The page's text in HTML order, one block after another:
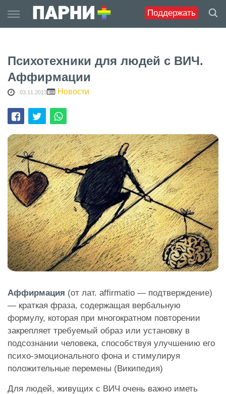
Поддержать
to
content
Психотехники для людей с ВИЧ.
Аффирмации
03.11.2013 Новости
Аффирмация (от лат. affirmatio — подтверждение)
— краткая фраза, содержащая вербальную
формулу, которая при многократном повторении
закрепляет требуемый образ или установку в
подсознании человека, способствуя улучшению его
психо-эмоционального фона и стимулируя
положительные перемены (Википедия)
Для людей, живущих с ВИЧ очень важно иметь